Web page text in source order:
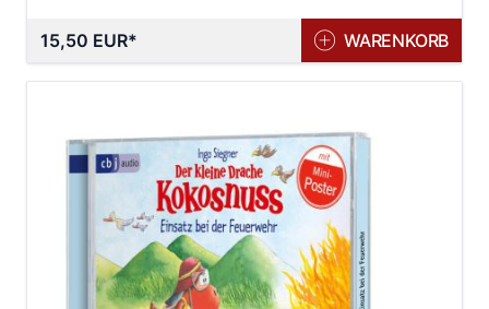
15,50 EUR WARENKORB